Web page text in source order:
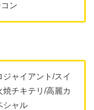
ン
ャイアント/スイ
チキテリ/高麗カ
シャル